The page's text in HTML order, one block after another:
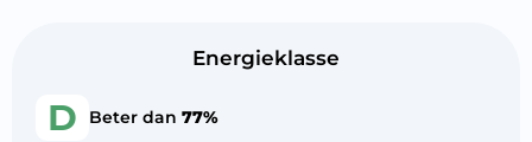
Energieklasse
D Beter dan 77%